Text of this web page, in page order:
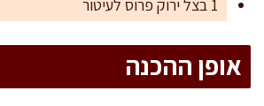
1 בצל ירוק פרוס לעיטור
אופן ההכנה